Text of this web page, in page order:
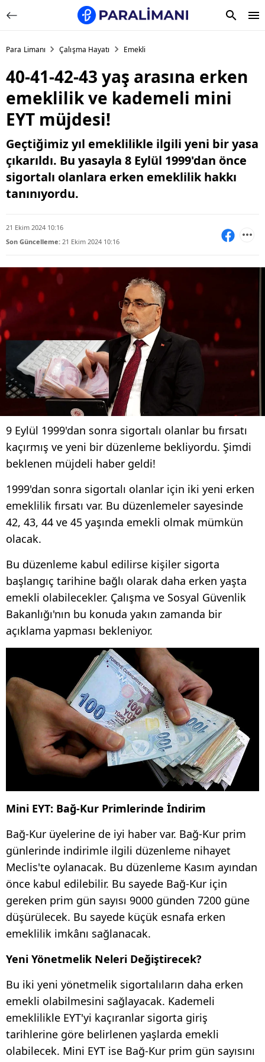
Para Limanı Çalışma Hayatı Emekli
40-41-42-43 yaş arasına erken
emeklilik ve kademeli mini
EYT müjdesi!
Geçtiğimiz yıl emeklilikle ilgili yeni bir yasa
çıkarıldı. Bu yasayla 8 Eylül 1999'dan önce
sigortalı olanlara erken emeklilik hakkı
tanınıyordu.
21 Ekim 2024 10:16
Son Güncelleme: 21 Ekim 2024 10:16
9 Eylül 1999'dan sonra sigortalı olanlar bu fırsatı
kaçırmış ve yeni bir düzenleme bekliyordu. Şimdi
beklenen müjdeli haber geldi!
1999'dan sonra sigortalı olanlar için iki yeni erken
emeklilik fırsatı var. Bu düzenlemeler sayesinde
42, 43, 44 ve 45 yaşında emekli olmak mümkün
olacak.
Bu düzenleme kabul edilirse kişiler sigorta
başlangıç ​​tarihine bağlı olarak daha erken yaşta
emekli olabilecekler. Çalışma ve Sosyal Güvenlik
Bakanlığı'nın bu konuda yakın zamanda bir
açıklama yapması bekleniyor.
Mini EYT: Bağ-Kur Primlerinde İndirim
Bağ-Kur üyelerine de iyi haber var. Bağ-Kur prim
günlerinde indirimle ilgili düzenleme nihayet
Meclis'te oylanacak. Bu düzenleme Kasım ayından
önce kabul edilebilir. Bu sayede Bağ-Kur için
gereken prim gün sayısı 9000 günden 7200 güne
düşürülecek. Bu sayede küçük esnafa erken
emeklilik imkânı sağlanacak.
Yeni Yönetmelik Neleri Değiştirecek?
Bu iki yeni yönetmelik sigortalıların daha erken
emekli olabilmesini sağlayacak. Kademeli
emeklilikle EYT'yi kaçıranlar sigorta giriş
tarihlerine göre belirlenen yaşlarda emekli
olabilecek. Mini EYT ise Bağ-Kur prim gün sayısını